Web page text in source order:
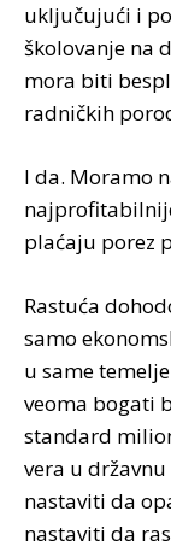
uključujući i
školovanje na
mora biti
radničkih
I da. Moramo
plaćaju porez
Rastuća
samo
u same
veoma bogati
standard
vera u
nastaviti da
nastaviti da